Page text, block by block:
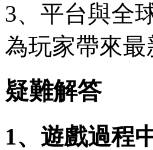
3、平台與全
為玩家帶來
疑難解答
1、遊戲過程